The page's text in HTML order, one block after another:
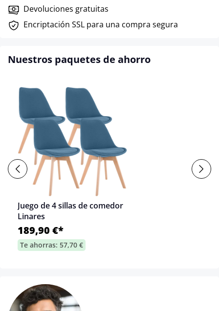
Devoluciones gratuitas
Encriptación SSL para una compra segura
Nuestros paquetes de ahorro
Juego de 4 sillas de comedor
Linares
189,90 €*
Te ahorras: 57,70 €